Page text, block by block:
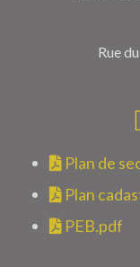
Rue
Plan de
Plan
PEB.pdf